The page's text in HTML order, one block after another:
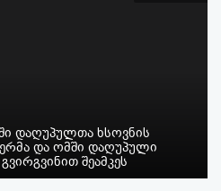
დაღუპულთა ხსოვნის
და ომში დაღუპული
შეამკეს